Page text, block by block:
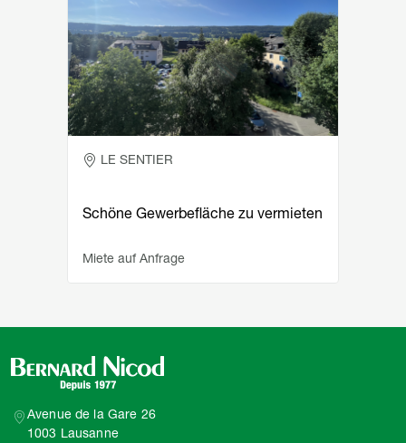
LE SENTIER
Schöne Gewerbefläche zu vermieten
Miete auf Anfrage
Avenue de la Gare 26
1003 Lausanne